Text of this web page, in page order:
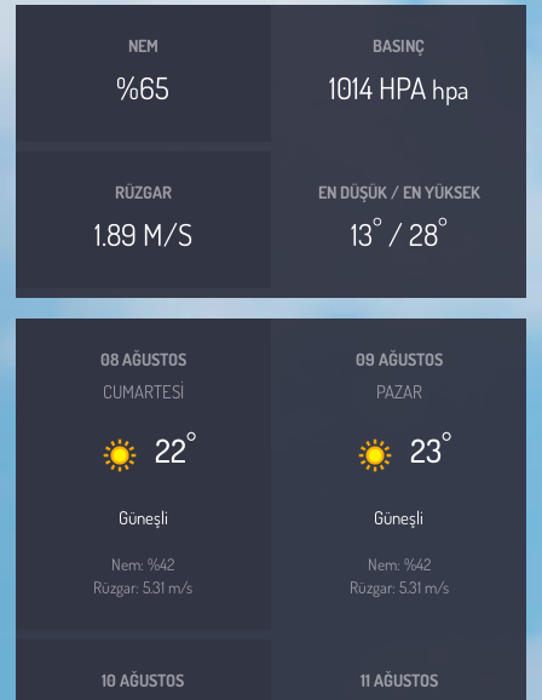
NEM
%65
BASINÇ
1014 HPA hpa
RÜZGAR
1.89 M/S
EN DÜŞÜK / EN YÜKSEK
13°/ 28°
08 AĞUSTOS
CUMARTESI
22°
Güneşli
Nem: %42
Rüzgar: 5.31 m/s
09 AĞUSTOS
PAZAR
23°
Güneşli
Nem: %42
Rüzgar: 5.31 m/s
10 AĞUSTOS 11 AĞUSTOS
Vefat İlanları
Kent
Eğlence